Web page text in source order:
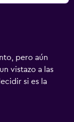
pero aún
vistazo a las
si es la